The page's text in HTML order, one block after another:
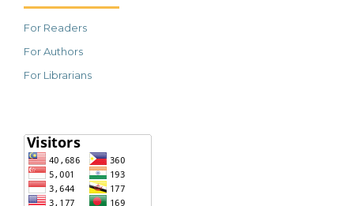
For Readers
For Authors
For Librarians